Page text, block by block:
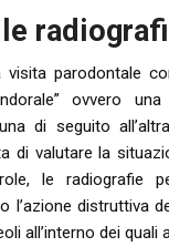
visita parodontale
ovvero
di seguito
di valutare la
le radiografie
l’azione distruttiva
all’interno dei quali